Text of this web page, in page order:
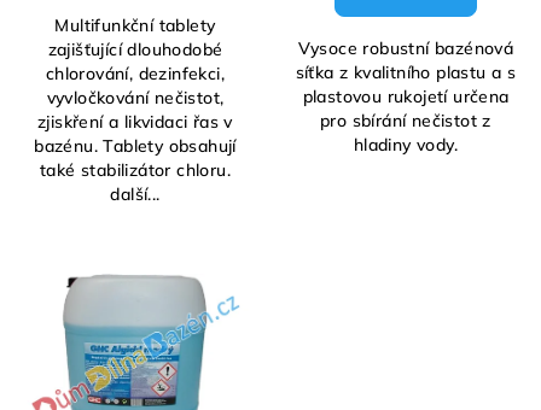
Multifunkční tablety
zajišťující dlouhodobé
chlorování, dezinfekci,
vyvločkování nečistot,
zjiskření a likvidaci řas v
bazénu. Tablety obsahují
také stabilizátor chloru.
další...
Vysoce robustní bazénová
síťka z kvalitního plastu a s
plastovou rukojetí určena
pro sbírání nečistot z
hladiny vody.